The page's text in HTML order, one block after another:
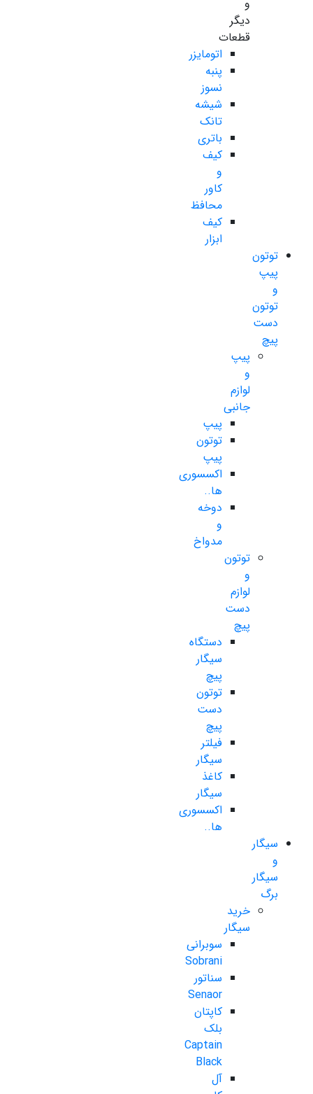
و
دیگر
قطعات
اتومایزر
پنبه
نسوز
شیشه
تانک
باتری
کیف
و
کاور
محافظ
کیف
ابزار
توتون
پیپ
و
توتون
دست
پیچ
پیپ
و
لوازم
جانبی
پیپ
توتون
پیپ
اکسسوری
ها..
دوخه
و
مدواخ
توتون
و
لوازم
دست
پیچ
دستگاه
سیگار
پیچ
توتون
دست
پیچ
فیلتر
سیگار
کاغذ
سیگار
اکسسوری
ها..
سیگار
و
سیگار
برگ
خرید
سیگار
سوبرانی
Sobrani
سناتور
Senaor
کاپتان
بلک
Captain
Black
آل